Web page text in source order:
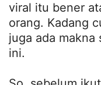
viral itu bener
orang. Kadang
juga ada
ini.